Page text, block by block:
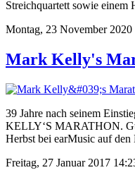
Streichquartett sowie einem
Montag, 23 November 2020
Mark Kelly's
39 Jahre nach seinem
KELLY‘S MARATHON.
Herbst bei earMusic auf
Freitag, 27 Januar 2017